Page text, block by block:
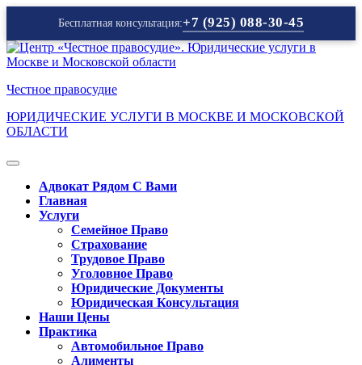
Бесплатная консультация:+7 (925) 088-30-45
Перейти
к
Честное правосудие
ЮРИДИЧЕСКИЕ УСЛУГИ В МОСКВЕ И МОСКОВСКОЙ
ОБЛАСТИ
Кнопка
ОткрытьАдвокат Рядом С Вами
Главная
Услуги
Семейное Право
Страхование
Трудовое Право
Уголовное Право
Юридические Документы
Юридическая Консультация
Наши Цены
Практика
Автомобильное Право
Алименты